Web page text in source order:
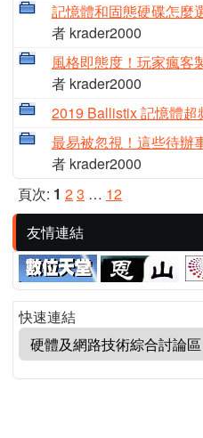
記憶體和固態硬碟怎麼
者 krader2000
風格即態度！玩家瘋客
者 krader2000
2019 Ballistix 記憶體超
最易被忽視！這些待辦
者 krader2000
頁次: 1 23 … 12
友情連結
快速連結